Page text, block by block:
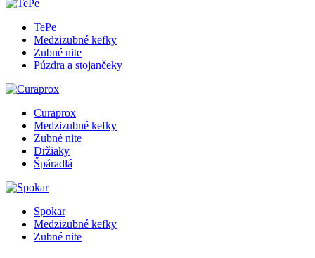
TePe
Medzizubné kefky
Zubné nite
Púzdra a stojančeky
Curaprox
Medzizubné kefky
Zubné nite
Držiaky
Špáradlá
Spokar
Medzizubné kefky
Zubné nite